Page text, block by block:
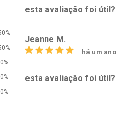
0%
0%
0%
esta avaliação foi útil?
Jeanne M.
há um ano
esta avaliação foi útil?